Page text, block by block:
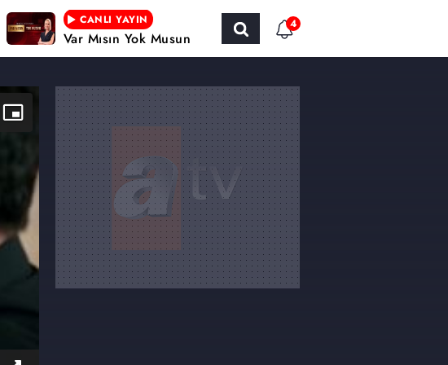
CANLI YAYIN
Var Mısın Yok Musun
4